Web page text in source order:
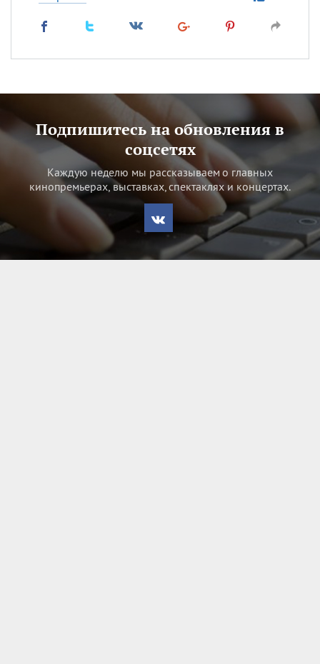
Подпишитесь на обновления в
соцсетях
Каждую неделю мы рассказываем о главных
кинопремьерах, выставках, спектаклях и концертах.